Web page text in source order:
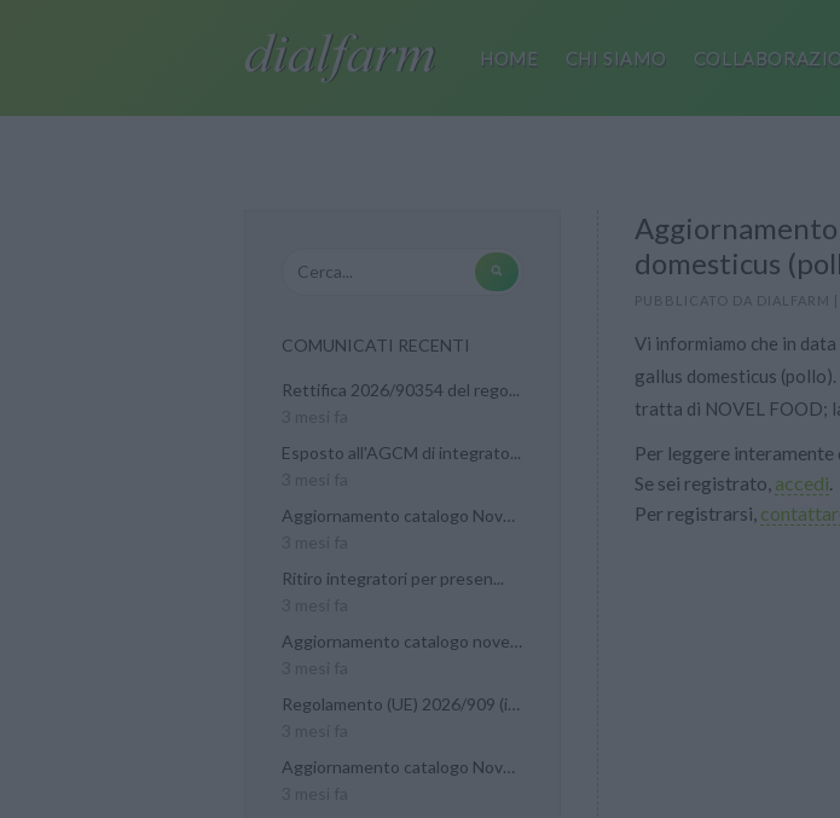
HOME CHI SIAMO
COMUNICATI RECENTI
Rettifica 2026/90354 del rego...
Esposto all'AGCM di integrato...
Aggiornamento catalogo Novel...
Ritiro integratori per presen...
Aggiornamento catalogo novel...
Regolamento (UE) 2026/909 (im...
Aggiornamento catalogo Novel...
domesticus
PUBBLICATO DA DIALFARM |
Vi informiamo che in
gallus domesticus
tratta di NOVEL FOOD;
Per leggere
Se sei registrato, accedi.
Per registrarsi,